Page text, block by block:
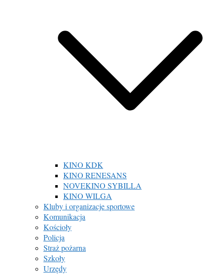
KINO KDK
KINO RENESANS
NOVEKINO SYBILLA
KINO WILGA
Kluby i organizacje sportowe
Komunikacja
Kościoły
Policja
Straż pożarna
Szkoły
Urzędy